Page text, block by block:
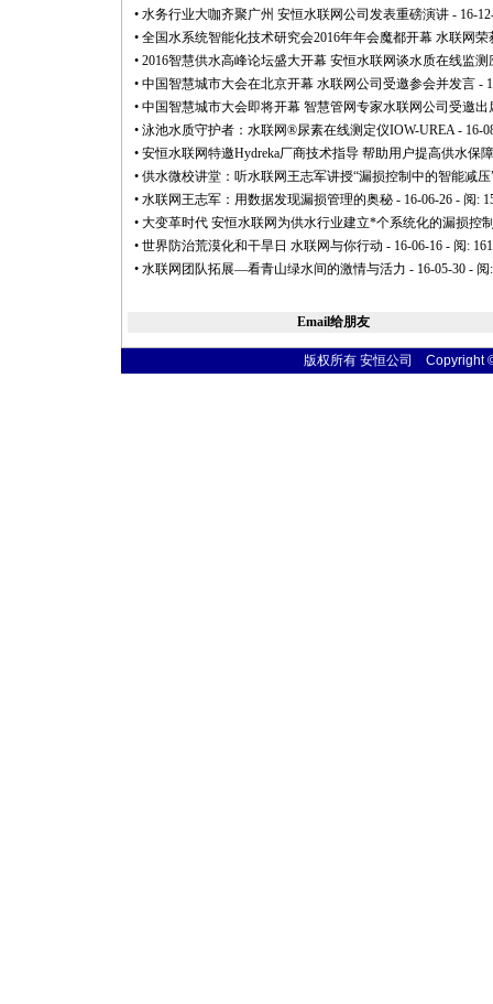
• 水务行业大咖齐聚广州 安恒水联网公司发表重磅演讲 - 16-
• 全国水系统智能化技术研究会2016年年会魔都开幕 水联网荣
• 2016智慧供水高峰论坛盛大开幕 安恒水联网谈水质在线监测
• 中国智慧城市大会在北京开幕 水联网公司受邀参会并发言 -
• 中国智慧城市大会即将开幕 智慧管网专家水联网公司受邀出
• 泳池水质守护者：水联网®尿素在线测定仪IOW-UREA- 16-
• 安恒水联网特邀Hydreka厂商技术指导 帮助用户提高供水保障
• 供水微校讲堂：听水联网王志军讲授“漏损控制中的智能减压
• 水联网王志军：用数据发现漏损管理的奥秘 - 16-06-26 - 阅:
• 大变革时代 安恒水联网为供水行业建立*个系统化的漏损控
• 世界防治荒漠化和干旱日 水联网与你行动 - 16-06-16 - 阅:
• 水联网团队拓展—看青山绿水间的激情与活力 - 16-05-30 - 阅
Email给朋友
版权所有 安恒公司 Copyright